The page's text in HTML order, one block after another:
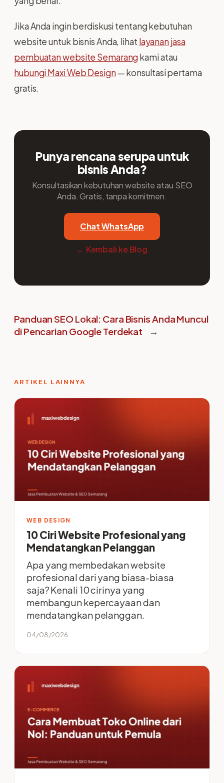
Jika Anda ingin berdiskusi tentang kebutuhan
website untuk bisnis Anda, lihat layanan jasa
pembuatan website Semarang kami atau
hubungi Maxi Web Design — konsultasi pertama
gratis.
Punya rencana serupa untuk
bisnis Anda?
Konsultasikan kebutuhan website atau SEO
Anda. Gratis, tanpa komitmen.
Chat WhatsApp
← Kembali ke Blog
Panduan SEO Lokal: Cara Bisnis Anda Muncul
di Pencarian Google Terdekat
→
ARTIKEL LAINNYA
WEB DESIGN
10 Ciri Website Profesional yang
Mendatangkan Pelanggan
Apa yang membedakan website
profesional dari yang biasa-biasa
saja? Kenali 10 cirinya yang
membangun kepercayaan dan
mendatangkan pelanggan.
04/08/2026